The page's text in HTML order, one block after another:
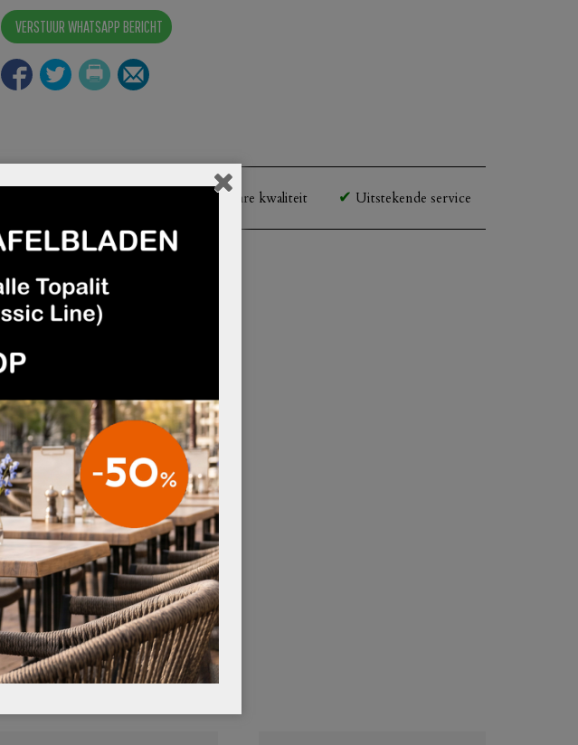
legergroen
aantal
VERSTUUR WHATSAPP BERICHT
Betaalbare kwaliteit Uitstekende service